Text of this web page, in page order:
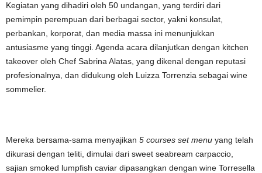
Kegiatan yang dihadiri oleh 50 undangan, yang terdiri dari
pemimpin perempuan dari berbagai sector, yakni konsulat,
perbankan, korporat, dan media massa ini menunjukkan
antusiasme yang tinggi. Agenda acara dilanjutkan dengan kitchen
takeover oleh Chef Sabrina Alatas, yang dikenal dengan reputasi
profesionalnya, dan didukung oleh Luizza Torrenzia sebagai wine
sommelier.
Mereka bersama-sama menyajikan 5 courses set menu yang telah
dikurasi dengan teliti, dimulai dari sweet seabream carpaccio,
sajian smoked lumpfish caviar dipasangkan dengan wine Torresella